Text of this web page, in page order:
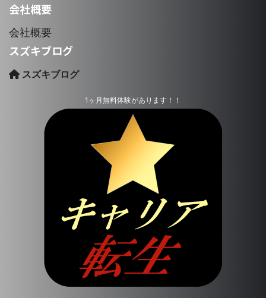
会社概要
会社概要
スズキブログ
スズキブログ
1ヶ月無料体験があります！！